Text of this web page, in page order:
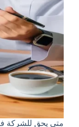
متى يحق للشركة